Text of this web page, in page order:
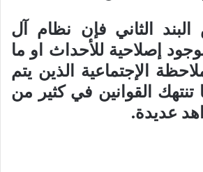
الثاني فإن نظام آل
إصلاحية للأحداث او ما
الإجتماعية الذين يتم
تنتهك القوانين في كثير من
عديدة.